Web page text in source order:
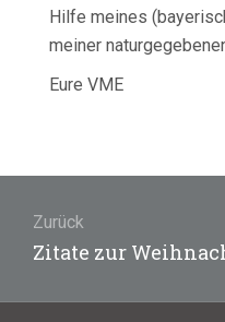
Hilfe meines
meiner
Eure VME
Zurück
Vorheriger
Zitate zur